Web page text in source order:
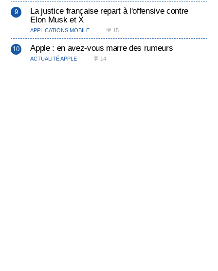
La justice française repart à l'offensive contre
Elon Musk et X
APPLICATIONS MOBILE 💬 15
Apple : en avez-vous marre des rumeurs
ACTUALITÉ APPLE 💬 14